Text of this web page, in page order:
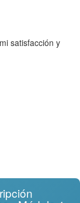
satisfacción y